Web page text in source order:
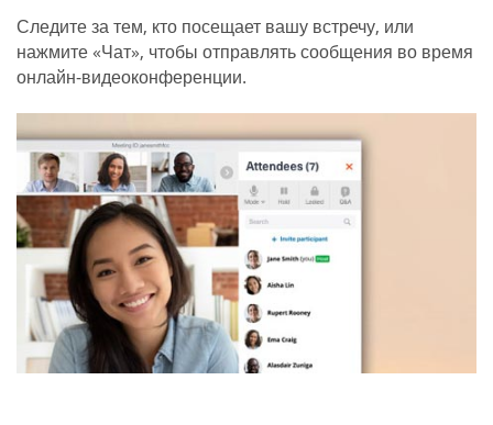
Следите за тем, кто посещает вашу встречу, или
нажмите «Чат», чтобы отправлять сообщения во время
онлайн-видеоконференции.